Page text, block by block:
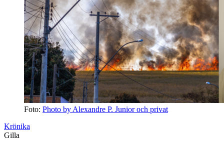
Foto: Photo by Alexandre P. Junior och privat
Krönika
Gilla